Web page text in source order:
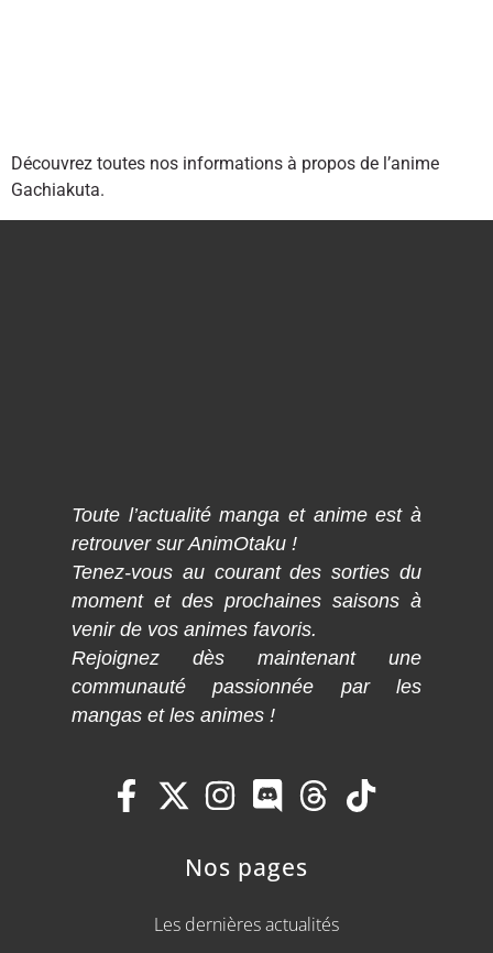
Découvrez toutes nos informations à propos de l’anime
Gachiakuta.
Toute l’actualité manga et anime est à
retrouver sur AnimOtaku !
Tenez-vous au courant des sorties du
moment et des prochaines saisons à
venir de vos animes favoris.
Rejoignez dès maintenant une
communauté passionnée par les
mangas et les animes !
Nos pages
Les dernières actualités